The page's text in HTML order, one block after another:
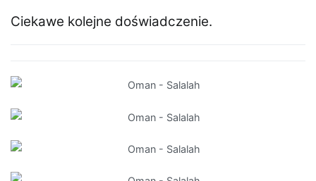
Ciekawe kolejne doświadczenie.